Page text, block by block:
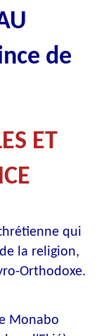
de
ET
qui
la religion,
Orthodoxe.
Monabo